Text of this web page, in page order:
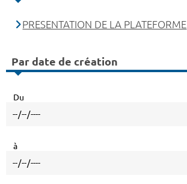
PRESENTATION DE LA PLATEFORME
Par date de création
Du
à